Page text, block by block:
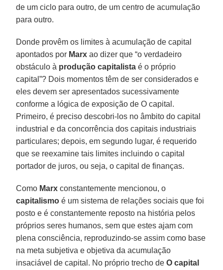
de um ciclo para outro, de um centro de acumulação
para outro.
Donde provêm os limites à acumulação de capital
apontados por Marx ao dizer que “o verdadeiro
obstáculo à produção capitalista é o próprio
capital”? Dois momentos têm de ser considerados e
eles devem ser apresentados sucessivamente
conforme a lógica de exposição de O capital.
Primeiro, é preciso descobri-los no âmbito do capital
industrial e da concorrência dos capitais industriais
particulares; depois, em segundo lugar, é requerido
que se reexamine tais limites incluindo o capital
portador de juros, ou seja, o capital de finanças.
Como Marx constantemente mencionou, o
capitalismo é um sistema de relações sociais que foi
posto e é constantemente reposto na história pelos
próprios seres humanos, sem que estes ajam com
plena consciência, reproduzindo-se assim como base
na meta subjetiva e objetiva da acumulação
insaciável de capital. No próprio trecho deO capital